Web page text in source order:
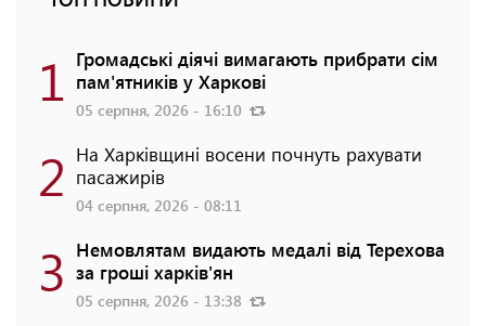
1 Громадські діячі вимагають прибрати сім
пам'ятників у Харкові
05 серпня, 2026 - 16:10
2 На Харківщині восени почнуть рахувати
пасажирів
04 серпня, 2026 - 08:11
3 Немовлятам видають медалі від Терехова
за гроші харків'ян
05 серпня, 2026 - 13:38